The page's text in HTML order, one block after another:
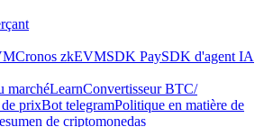
Cronos zkEVMSDK PaySDK d'agent IA
marchéLearnConvertisseur BTC/
prixBot telegramPolitique en matière de
de criptomonedas